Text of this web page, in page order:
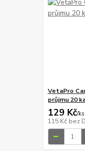
VetaPro
průjmu 20
129 Kč/ks
115 Kč bez